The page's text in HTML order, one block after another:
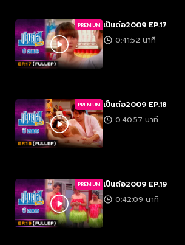
PREMIUM เป็นต่อ2009 EP.17
0:41:52 นาที
PREMIUM เป็นต่อ2009 EP.18
0:40:57 นาที
PREMIUM เป็นต่อ2009 EP.19
0:42:09 นาที